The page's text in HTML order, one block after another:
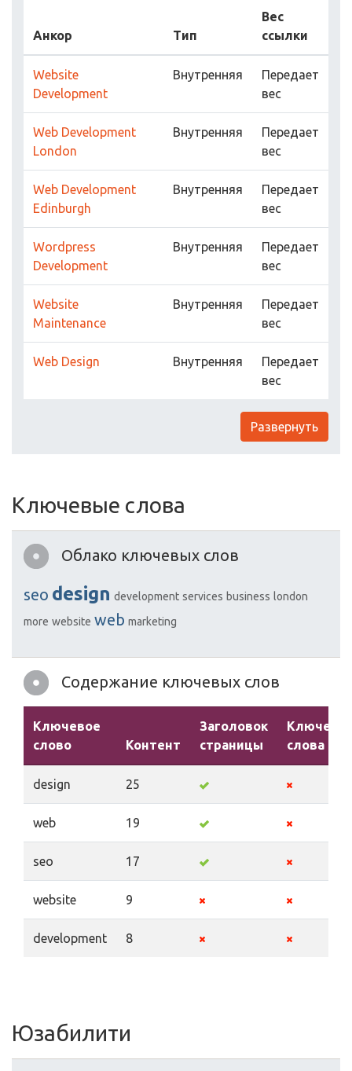
Анкор Тип
Вес
ссылки
Website
Development
Внутренняя
Передает
вес
Web Development
London
Внутренняя
Передает
вес
Web Development
Edinburgh
Внутренняя
Передает
вес
Wordpress
Development
Внутренняя
Передает
вес
Website
Maintenance
Внутренняя
Передает
вес
Web Design Внутренняя
Передает
вес
Развернуть
Ключевые слова
Облако ключевых слов
seo design development services business london
more website web marketing
Содержание ключевых слов
Ключевое
слово
Контент
Заголовок
страницы
слова
design 25
web 19
seo 17
website 9
development 8
Юзабилити